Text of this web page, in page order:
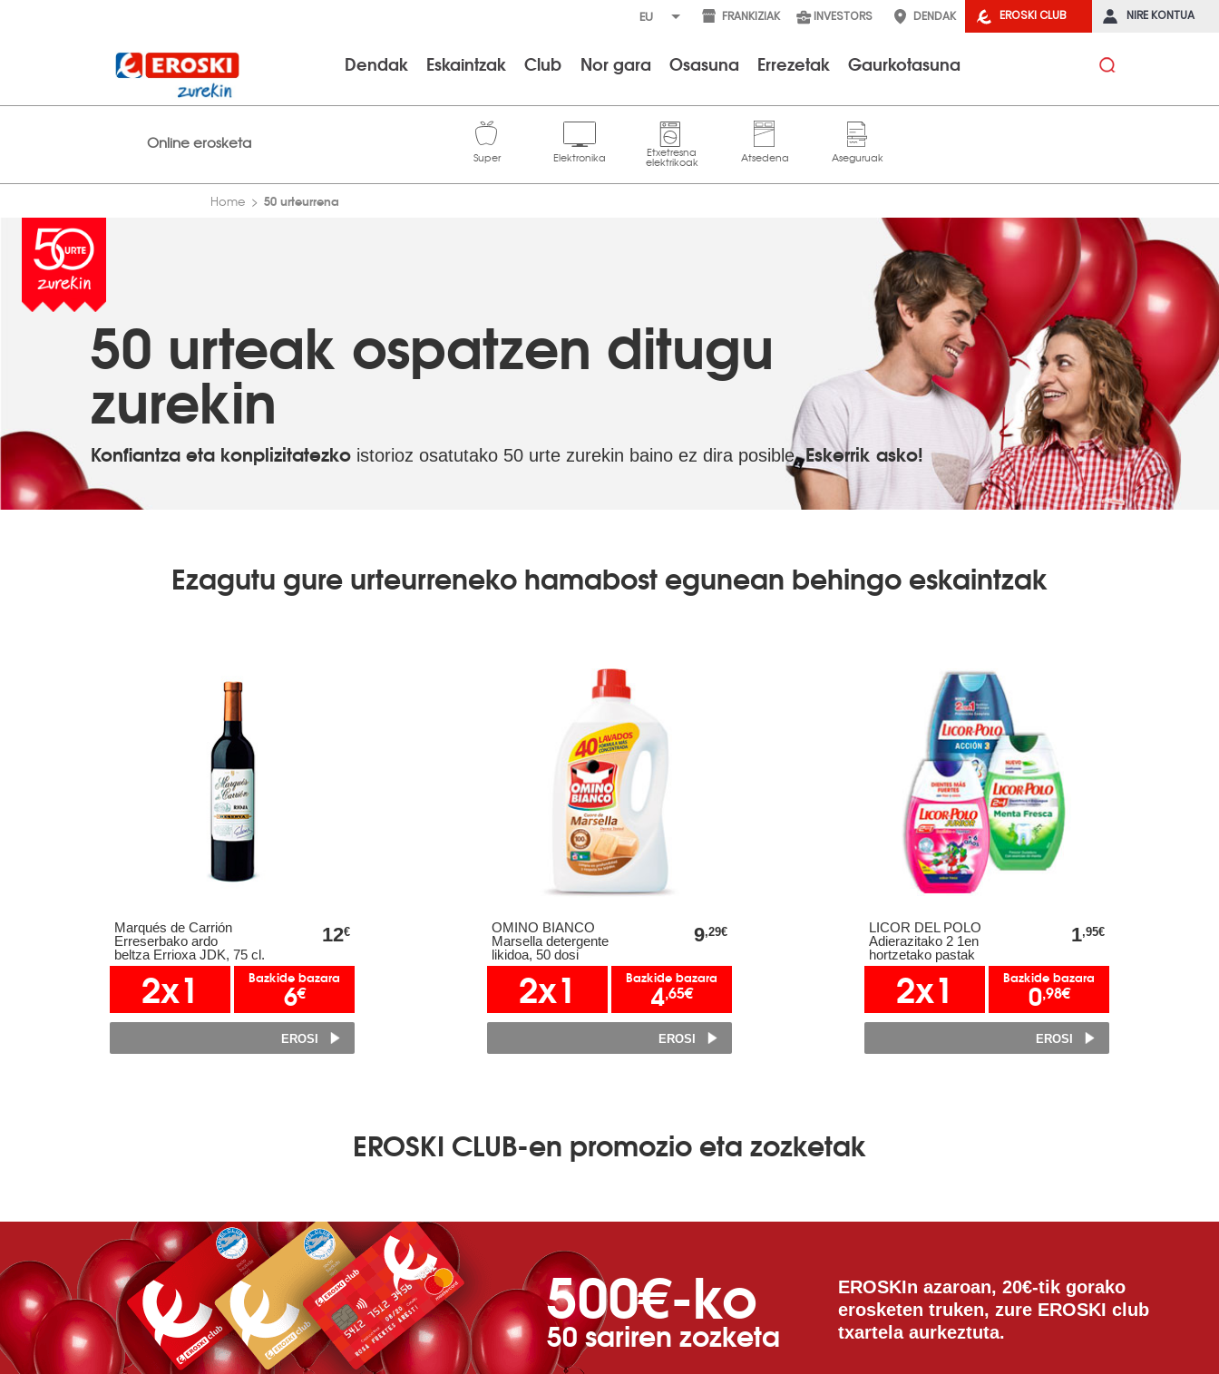
EROSKI CLUB NIRE KONTUA
FRANKIZIAK INVESTORS DENDAK
Dendak Eskaintzak Club Nor gara Osasuna Errezetak Gaurkotasuna
Online erosketa
Home 50 urteurrena
50 urteak ospatzen ditugu
zurekin
Konfiantza eta konplizitatezko istorioz osatutako 50 urte zurekin baino ez dira posible.Eskerrik asko!
Ezagutu gure urteurreneko hamabost egunean behingo eskaintzak
Marqués de Carrión
Erreserbako ardo
beltza Errioxa JDK, 75 cl.
12€
2x1 Bazkide bazara
6€
EROSI
OMINO BIANCO
Marsella detergente
likidoa, 50 dosi
9,29€
2x1 Bazkide bazara
4,65€
EROSI
LICOR DEL POLO
Adierazitako 2 1en
hortzetako pastak
1,95€
2x1 Bazkide bazara
0,98€
EROSI
EROSKI CLUB-en promozio eta zozketak
500€-ko
50 sariren zozketa
EROSKIn azaroan, 20€-tik gorako
erosketen truken, zure EROSKI club
txartela aurkeztuta.